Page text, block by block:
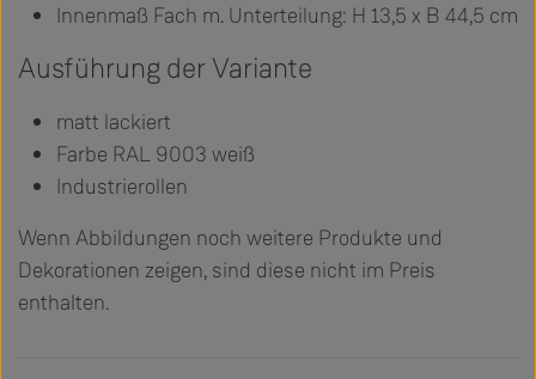
Innenmaß Fach m. Unterteilung: H 13,5 x B 44,5 cm
Ausführung der Variante
matt lackiert
Farbe RAL 9003 weiß
Industrierollen
Wenn Abbildungen noch weitere Produkte und
Dekorationen zeigen, sind diese nicht im Preis
enthalten.